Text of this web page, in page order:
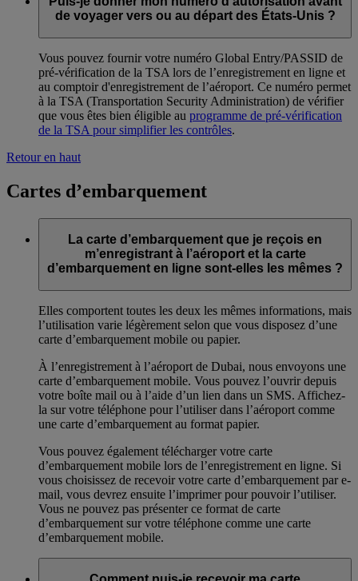
de voyager vers ou au départ des États-Unis ?
Vous pouvez fournir votre numéro Global Entry/PASSID de
pré-vérification de la TSA lors de l’enregistrement en ligne et
au comptoir d'enregistrement de l’aéroport. Ce numéro permet
à la TSA (Transportation Security Administration) de vérifier
que vous êtes bien éligible au programme de pré-vérification
de la TSA pour simplifier les contrôles.
Retour en haut
Cartes d’embarquement
La carte d’embarquement que je reçois en
m’enregistrant à l’aéroport et la carte
d’embarquement en ligne sont-elles les mêmes ?
Elles comportent toutes les deux les mêmes informations, mais
l’utilisation varie légèrement selon que vous disposez d’une
carte d’embarquement mobile ou papier.
À l’enregistrement à l’aéroport de Dubai, nous envoyons une
carte d’embarquement mobile. Vous pouvez l’ouvrir depuis
votre boîte mail ou à l’aide d’un lien dans un SMS. Affichez-
la sur votre téléphone pour l’utiliser dans l’aéroport comme
une carte d’embarquement au format papier.
Vous pouvez également télécharger votre carte
d’embarquement mobile lors de l’enregistrement en ligne. Si
vous choisissez de recevoir votre carte d’embarquement par e-
mail, vous devrez ensuite l’imprimer pour pouvoir l’utiliser.
Vous ne pouvez pas présenter ce format de carte
d’embarquement sur votre téléphone comme une carte
d’embarquement mobile.